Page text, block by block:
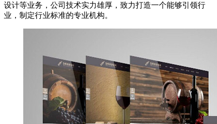
设计等业务，公司技术实力雄厚，致力打造一个能够引领行
业，制定行业标准的专业机构。